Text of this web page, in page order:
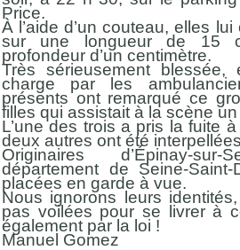
Price.
À l’aide d’un couteau, elles
sur une longueur de 15
profondeur d’un centimètre.
Très sérieusement
charge par les
présents ont remarqué ce
filles qui assistait à la scène un
L’une des trois a pris la fuite
deux autres ont été
Originaires d’Épinay-
département de Seine-
placées en garde à vue.
Nous ignorons leurs
pas voilées pour se livrer à
également par la loi !
Manuel Gomez